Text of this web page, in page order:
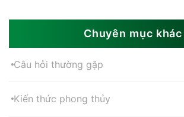
Chuyên mục khác
Câu hỏi thường gặp
Kiến thức phong thủy